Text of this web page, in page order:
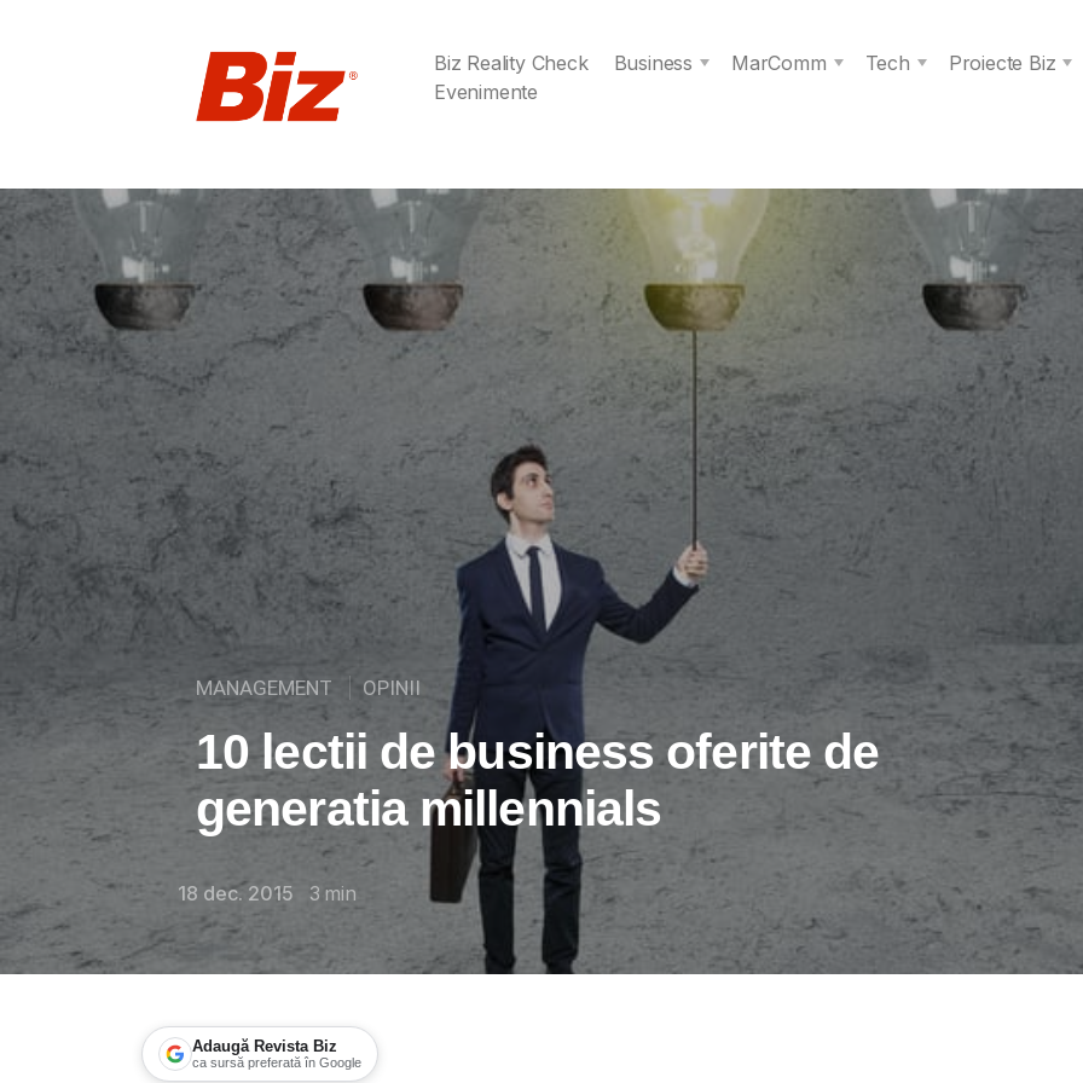
Biz Reality Check Business MarComm Tech
Proiecte Biz
Evenimente
MANAGEMENT OPINII
10 lectii de business oferite de
generatia millennials
18 dec. 2015 3 min
Adaugă Revista Biz
ca sursă preferată în Google